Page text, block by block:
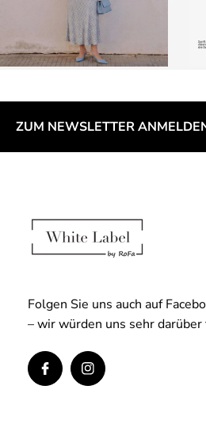
ZUM NEWSLETTER
Folgen Sie uns auch auf
– wir würden uns sehr darüber